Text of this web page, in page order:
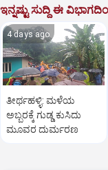
ಇನ್ನಷ್ಟು ಸುದ್ದಿ ಈ
4 days ago
ತೀರ್ಥಹಳ್ಳಿ: ಮಳೆಯ
ಅಬ್ಬರಕ್ಕೆ ಗುಡ್ಡ ಕುಸಿದು
ಮೂವರ ದುರ್ಮರಣ